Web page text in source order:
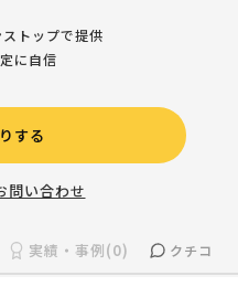
トップで提供
に自信
する
問い合わせ
実績・事例(0) クチコミ